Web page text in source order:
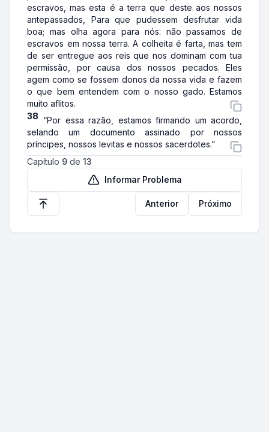
escravos, mas esta é a terra que deste aos nossos
antepassados, Para que pudessem desfrutar vida
boa; mas olha agora para nós: não passamos de
escravos em nossa terra. A colheita é farta, mas tem
de ser entregue aos reis que nos dominam com tua
permissão, por causa dos nossos pecados. Eles
agem como se fossem donos da nossa vida e fazem
o que bem entendem com o nosso gado. Estamos
muito aflitos.
38 “Por essa razão, estamos firmando um acordo,
selando um documento assinado por nossos
príncipes, nossos levitas e nossos sacerdotes.”
Capítulo 9 de 13
Informar Problema
Anterior Próximo